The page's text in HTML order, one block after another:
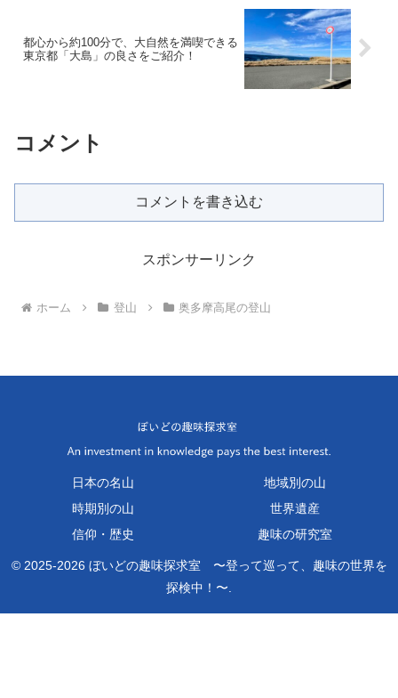
都心から約100分で、大自然を満喫できる
東京都「大島」の良さをご紹介！
コメント
コメントを書き込む
スポンサーリンク
ホーム 登山 奥多摩高尾の登山
日本の名山
地域別の山
時期別の山
世界遺産
信仰・歴史
趣味の研究室
© 2025-2026 ぼいどの趣味探求室 〜登って巡って、趣味の世界を
探検中！〜.